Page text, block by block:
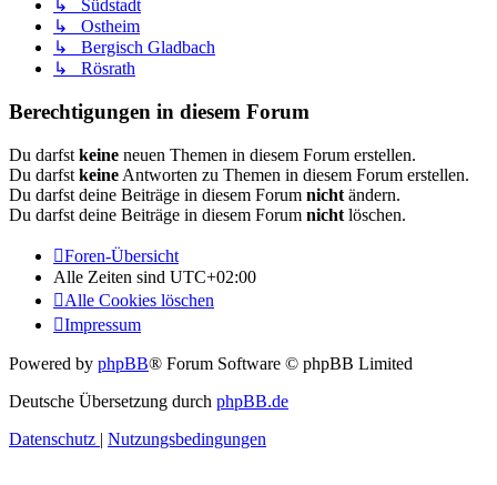
↳ Südstadt
↳ Ostheim
↳ Bergisch Gladbach
↳ Rösrath
Berechtigungen in diesem Forum
Du darfst keine neuen Themen in diesem Forum erstellen.
Du darfst keine Antworten zu Themen in diesem Forum erstellen.
Du darfst deine Beiträge in diesem Forum nicht ändern.
Du darfst deine Beiträge in diesem Forum nicht löschen.
Foren-Übersicht
Alle Zeiten sind UTC+02:00
Alle Cookies löschen
Impressum
Powered by phpBB® Forum Software © phpBB Limited
Deutsche Übersetzung durch phpBB.de
Datenschutz | Nutzungsbedingungen